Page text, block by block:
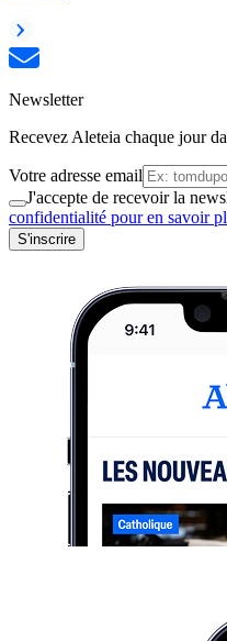
Newsletter
Recevez Aleteia chaque jour
Votre adresse email
J'accepte de recevoir la
confidentialité pour en savoir
S'inscrire